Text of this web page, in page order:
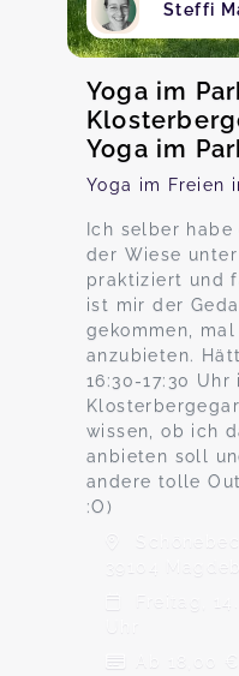
Steffi
Yoga im
Yoga im
Yoga im Freien
Ich selber
der Wiese unter
praktiziert und
ist mir der
gekommen,
anzubieten.
16:30-17:30 Uhr
wissen, ob ich
anbieten soll
andere tolle
:O)
39104
Freitag,
Ab 18,00 €